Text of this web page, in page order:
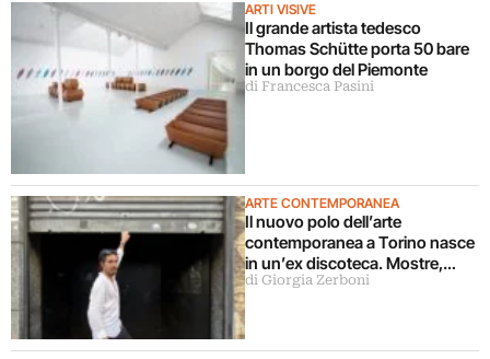
ARTI VISIVE
Il grande artista tedesco
Thomas Schütte porta 50 bare
in un borgo del Piemonte
di Francesca Pasini
ARTE CONTEMPORANEA
Il nuovo polo dell’arte
contemporanea a Torino nasce
in un’ex discoteca. Mostre,
cinema, teatro, concerti,
di Giorgia Zerboni